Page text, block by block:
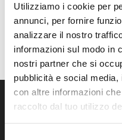
Utilizziamo i cookie per
annunci, per fornire
analizzare il nostro
informazioni sul modo in
nostri partner che si
pubblicità e social
con altre informazioni
raccolto dal tuo utilizzo